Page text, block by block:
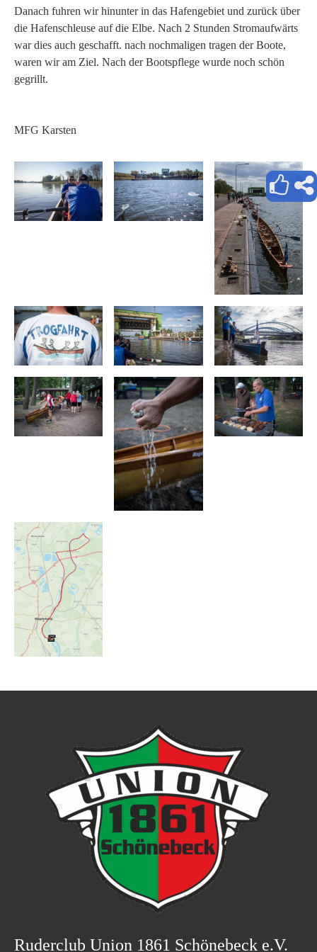
Danach fuhren wir hinunter in das Hafengebiet und zurück über
die Hafenschleuse auf die Elbe. Nach 2 Stunden Stromaufwärts
war dies auch geschafft. nach nochmaligen tragen der Boote,
waren wir am Ziel. Nach der Bootspflege wurde noch schön
gegrillt.
MFG Karsten
Ruderclub Union 1861 Schönebeck e.V.